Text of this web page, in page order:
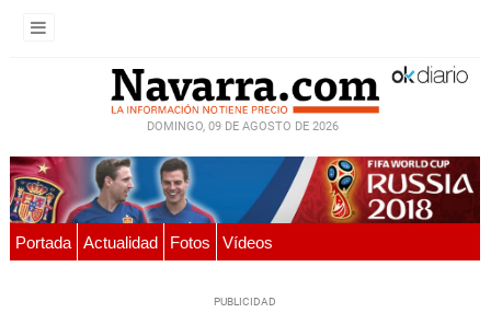
DOMINGO, 09 DE AGOSTO DE 2026
Portada Actualidad Fotos Vídeos